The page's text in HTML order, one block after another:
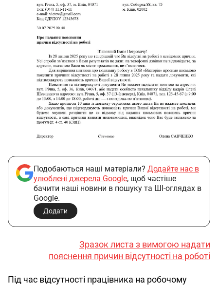
Подобаються наші матеріали? Додайте нас в
улюблені джерела Google, щоб частіше
бачити наші новини в пошуку та ШІ-оглядах в
Google.
Додати
Зразок листа з вимогою надати
пояснення причин відсутності на роботі
Під час відсутності працівника на робочому